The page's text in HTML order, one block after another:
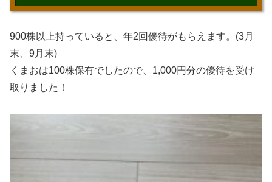
900株以上持っていると、年2回優待がもらえます。(3月
末、9月末)
くまおは100株保有でしたので、1,000円分の優待を受け
取りました！